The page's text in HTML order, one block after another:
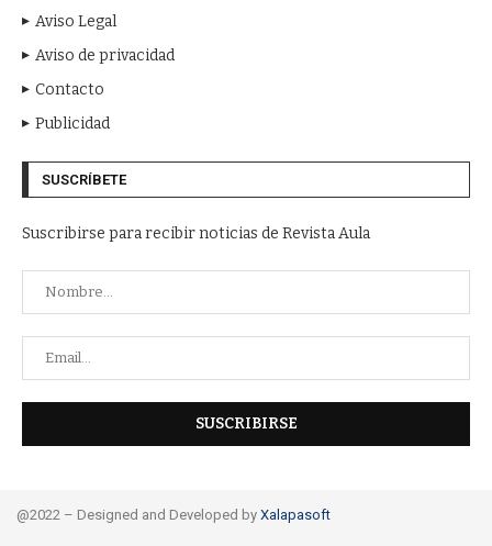
Aviso Legal
Aviso de privacidad
Contacto
Publicidad
SUSCRÍBETE
Suscribirse para recibir noticias de Revista Aula
@2022 – Designed and Developed by Xalapasoft